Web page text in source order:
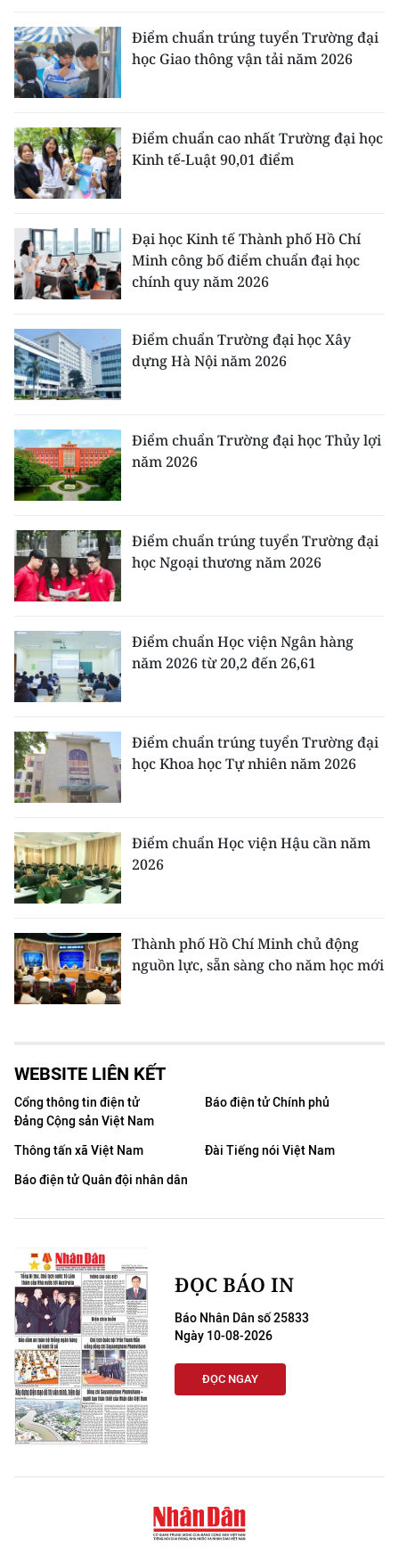
Điểm chuẩn trúng tuyển Trường đại
học Giao thông vận tải năm 2026
Điểm chuẩn cao nhất Trường đại học
Kinh tế-Luật 90,01 điểm
Đại học Kinh tế Thành phố Hồ Chí
Minh công bố điểm chuẩn đại học
chính quy năm 2026
Điểm chuẩn Trường đại học Xây
dựng Hà Nội năm 2026
Điểm chuẩn Trường đại học Thủy lợi
năm 2026
Điểm chuẩn trúng tuyển Trường đại
học Ngoại thương năm 2026
Điểm chuẩn Học viện Ngân hàng
năm 2026 từ 20,2 đến 26,61
Điểm chuẩn trúng tuyển Trường đại
học Khoa học Tự nhiên năm 2026
Điểm chuẩn Học viện Hậu cần năm
2026
Thành phố Hồ Chí Minh chủ động
nguồn lực, sẵn sàng cho năm học mới
WEBSITE LIÊN KẾT
Cổng thông tin điện tử
Đảng Cộng sản Việt Nam
Báo điện tử Chính phủ
Thông tấn xã Việt Nam
Đài Tiếng nói Việt Nam
Báo điện tử Quân đội nhân dân
ĐỌC BÁO IN
Báo Nhân Dân số 25833
Ngày 10-08-2026
ĐỌC NGAY